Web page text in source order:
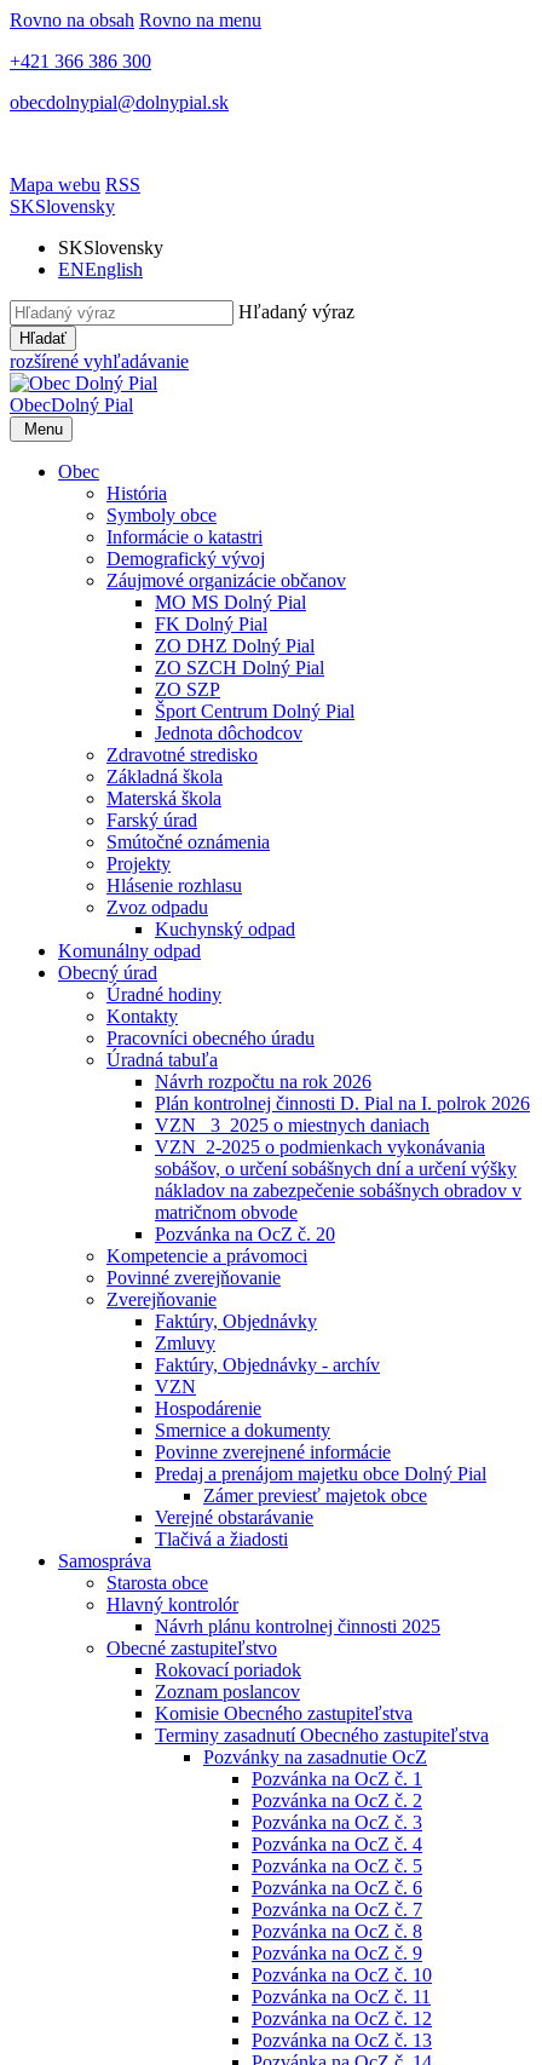
Rovno na obsah Rovno na menu
+421 366 386 300
obecdolnypial@dolnypial.sk
Mapa webu RSS
SKSlovensky
SKSlovensky
ENEnglish
Hľadaný výraz
Hľadať
rozšírené vyhľadávanie
ObecDolný Pial
Menu
Obec
História
Symboly obce
Informácie o katastri
Demografický vývoj
Záujmové organizácie občanov
MO MS Dolný Pial
FK Dolný Pial
ZO DHZ Dolný Pial
ZO SZCH Dolný Pial
ZO SZP
Šport Centrum Dolný Pial
Jednota dôchodcov
Zdravotné stredisko
Základná škola
Materská škola
Farský úrad
Smútočné oznámenia
Projekty
Hlásenie rozhlasu
Zvoz odpadu
Kuchynský odpad
Komunálny odpad
Obecný úrad
Úradné hodiny
Kontakty
Pracovníci obecného úradu
Úradná tabuľa
Návrh rozpočtu na rok 2026
Plán kontrolnej činnosti D. Pial na I. polrok 2026
VZN _3_2025 o miestnych daniach
VZN_2-2025 o podmienkach vykonávania
sobášov, o určení sobášnych dní a určení výšky
nákladov na zabezpečenie sobášnych obradov v
matričnom obvode
Pozvánka na OcZ č. 20
Kompetencie a právomoci
Povinné zverejňovanie
Zverejňovanie
Faktúry, Objednávky
Zmluvy
Faktúry, Objednávky - archív
VZN
Hospodárenie
Smernice a dokumenty
Povinne zverejnené informácie
Predaj a prenájom majetku obce Dolný Pial
Zámer previesť majetok obce
Verejné obstarávanie
Tlačivá a žiadosti
Samospráva
Starosta obce
Hlavný kontrolór
Návrh plánu kontrolnej činnosti 2025
Obecné zastupiteľstvo
Rokovací poriadok
Zoznam poslancov
Komisie Obecného zastupiteľstva
Terminy zasadnutí Obecného zastupiteľstva
Pozvánky na zasadnutie OcZ
Pozvánka na OcZ č. 1
Pozvánka na OcZ č. 2
Pozvánka na OcZ č. 3
Pozvánka na OcZ č. 4
Pozvánka na OcZ č. 5
Pozvánka na OcZ č. 6
Pozvánka na OcZ č. 7
Pozvánka na OcZ č. 8
Pozvánka na OcZ č. 9
Pozvánka na OcZ č. 10
Pozvánka na OcZ č. 11
Pozvánka na OcZ č. 12
Pozvánka na OcZ č. 13